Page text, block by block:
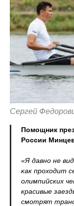
Сергей
Помощник
России
«Я давно не
как проходит
олимпийских
красивые
смотрят